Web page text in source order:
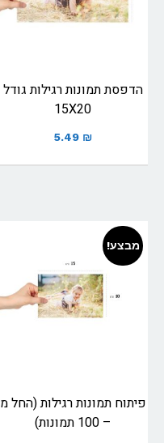
הדפסת תמונות רגילות גודל
15X20
5.49 ₪
מבצע!
פיתוח תמונות רגילות (החל מ
– 100 תמונות)